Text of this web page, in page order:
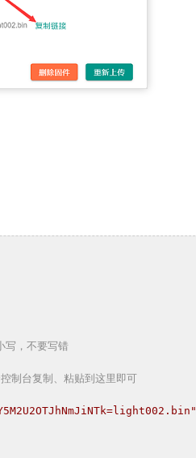
，不要写错
制台复制、粘贴到这里即可